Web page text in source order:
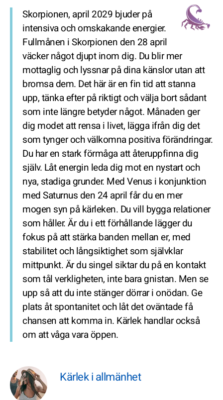
Skorpionen, april 2029 bjuder på
intensiva och omskakande energier.
Fullmånen i Skorpionen den 28 april
väcker något djupt inom dig. Du blir mer
mottaglig och lyssnar på dina känslor utan att
bromsa dem. Det här är en fin tid att stanna
upp, tänka efter på riktigt och välja bort sådant
som inte längre betyder något. Månaden ger
dig modet att rensa i livet, lägga ifrån dig det
som tynger och välkomna positiva förändringar.
Du har en stark förmåga att återuppfinna dig
själv. Låt energin leda dig mot en nystart och
nya, stadiga grunder. Med Venus i konjunktion
med Saturnus den 24 april får du en mer
mogen syn på kärleken. Du vill bygga relationer
som håller. Är du i ett förhållande lägger du
fokus på att stärka banden mellan er, med
stabilitet och långsiktighet som självklar
mittpunkt. Är du singel siktar du på en kontakt
som tål verkligheten, inte bara gnistan. Men se
upp så att du inte stänger dörrar i onödan. Ge
plats åt spontanitet och låt det oväntade få
chansen att komma in. Kärlek handlar också
om att våga vara öppen.
Kärlek i allmänhet